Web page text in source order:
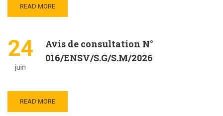
READ MORE
24
juin
Avis de consultation N°
016/ENSV/S.G/S.M/2026
READ MORE